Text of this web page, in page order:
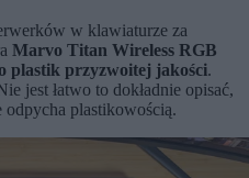
w klawiaturze za
Marvo Titan Wireless RGB
plastik przyzwoitej jakości.
jest łatwo to dokładnie opisać,
plastikowością.